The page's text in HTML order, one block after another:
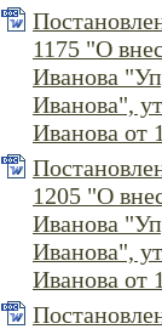
1175 "О
Иванова
Иванова",
Иванова от
1205 "О
Иванова
Иванова",
Иванова от